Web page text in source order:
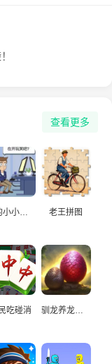
查看更多
我的小小人生 老王拼图
吃碰消 驯龙养龙孵化高手